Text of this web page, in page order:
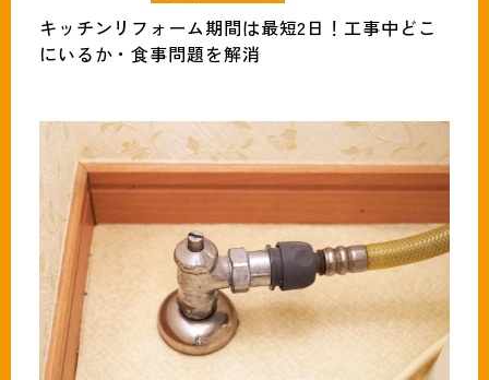
キッチンリフォーム期間は最短2日！工事中どこ
にいるか・食事問題を解消